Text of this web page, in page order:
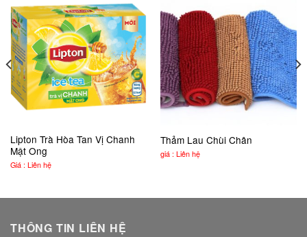
Lipton Trà Hòa Tan Vị Chanh
Mật Ong
Giá : Liên hệ
Thảm Lau Chùi Chân
giá : Liên hệ
THÔNG TIN LIÊN HỆ